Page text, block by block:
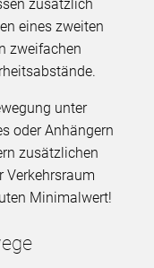
zusätzlich
eines zweiten
zweifachen
unter
oder Anhängern
zusätzlichen
Verkehrsraum
Minimalwert!